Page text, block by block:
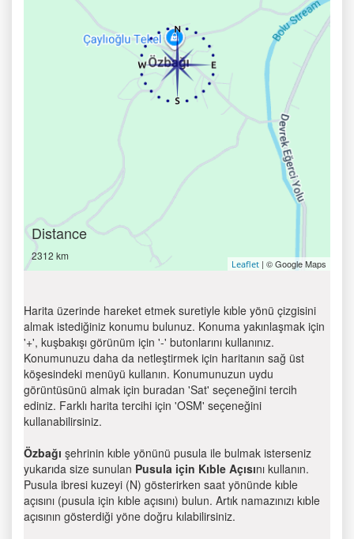
Distance
2312 km
Leaflet | © Google Maps
Harita üzerinde hareket etmek suretiyle kıble yönü çizgisini
almak istediğiniz konumu bulunuz. Konuma yakınlaşmak için
'+', kuşbakışı görünüm için '-' butonlarını kullanınız.
Konumunuzu daha da netleştirmek için haritanın sağ üst
köşesindeki menüyü kullanın. Konumunuzun uydu
görüntüsünü almak için buradan 'Sat' seçeneğini tercih
ediniz. Farklı harita tercihi için 'OSM' seçeneğini
kullanabilirsiniz.
Özbağı şehrinin kıble yönünü pusula ile bulmak isterseniz
yukarıda size sunulan Pusula için Kıble Açısını kullanın.
Pusula ibresi kuzeyi (N) gösterirken saat yönünde kıble
açısını (pusula için kıble açısını) bulun. Artık namazınızı kıble
açısının gösterdiği yöne doğru kılabilirsiniz.